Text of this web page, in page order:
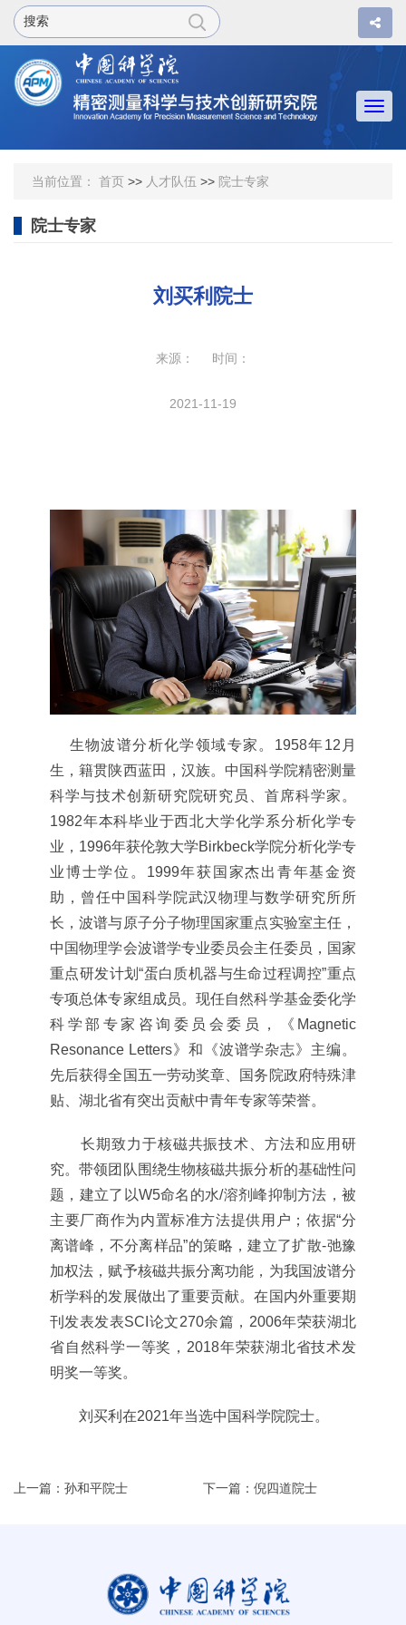
当前位置： 首页 >> 人才队伍 >> 院士专家
院士专家
刘买利院士
来源： 时间：
2021-11-19
生物波谱分析化学领域专家。1958年12月
生，籍贯陕西蓝田，汉族。中国科学院精密测量
科学与技术创新研究院研究员、首席科学家。
1982年本科毕业于西北大学化学系分析化学专
业，1996年获伦敦大学Birkbeck学院分析化学专
业博士学位。1999年获国家杰出青年基金资
助，曾任中国科学院武汉物理与数学研究所所
长，波谱与原子分子物理国家重点实验室主任，
中国物理学会波谱学专业委员会主任委员，国家
重点研发计划“蛋白质机器与生命过程调控”重点
专项总体专家组成员。现任自然科学基金委化学
科学部专家咨询委员会委员，《Magnetic
Resonance Letters》和《波谱学杂志》主编。
先后获得全国五一劳动奖章、国务院政府特殊津
贴、湖北省有突出贡献中青年专家等荣誉。
长期致力于核磁共振技术、方法和应用研
究。带领团队围绕生物核磁共振分析的基础性问
题，建立了以W5命名的水/溶剂峰抑制方法，被
主要厂商作为内置标准方法提供用户；依据“分
离谱峰，不分离样品”的策略，建立了扩散-弛豫
加权法，赋予核磁共振分离功能，为我国波谱分
析学科的发展做出了重要贡献。在国内外重要期
刊发表发表SCI论文270余篇，2006年荣获湖北
省自然科学一等奖，2018年荣获湖北省技术发
明奖一等奖。
刘买利在2021年当选中国科学院院士。
上一篇：孙和平院士 下一篇：倪四道院士